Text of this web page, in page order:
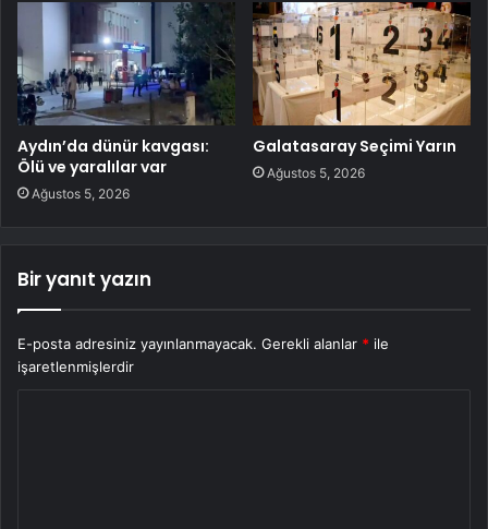
Aydın’da dünür kavgası:
Ölü ve yaralılar var
Ağustos 5, 2026
Galatasaray Seçimi Yarın
Ağustos 5, 2026
Bir yanıt yazın
E-posta adresiniz yayınlanmayacak. Gerekli alanlar * ile
işaretlenmişlerdir